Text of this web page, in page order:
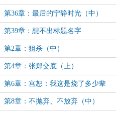
（下）（完）
第36章：最后的宁静时光（中）
第39章：想不出标题名字
了。。。。
第2章：狙杀（中）
第4章：张郑交底（上）
第6章：宫恕：我这是烧了多少辈
子的高香啊！
第8章：不抛弃、不放弃（中）